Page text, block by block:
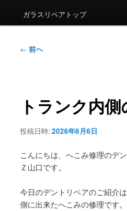
ガラスリペアトップ
投
ゲ
ー
ョ
← 前へ
トランク内
投稿日時:2026年6月6日
こんにちは、へこみ修理のデ
Ｚ山口です。
今日のデントリペアのご紹介
側に出来たへこみの修理です。